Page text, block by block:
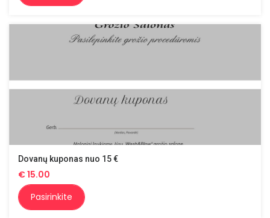
Dovanų kuponas nuo 15 €
€15.00
Pasirinkite